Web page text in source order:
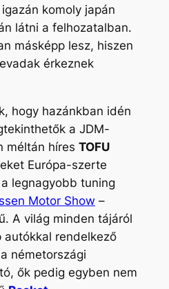
komoly japán
látni a felhozatalban.
másképp lesz, hiszen
érkeznek
hogy hazánkban idén
a JDM-
méltán híres TOFU
Európa-szerte
legnagyobb tuning
Motor Show –
A világ minden tájáról
rendelkező
németországi
ők pedig egyben nem